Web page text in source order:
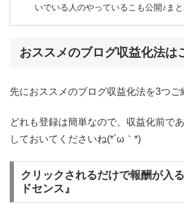
いでいる人のやっているこも公開♪ま
おススメのブログ収益化法は
先におススメのブログ収益化法を3つご
どれも登録は簡単なので、収益化前で
しておいてくださいね(*´ω｀*)
クリックされるだけで報酬が入
ドセンス』